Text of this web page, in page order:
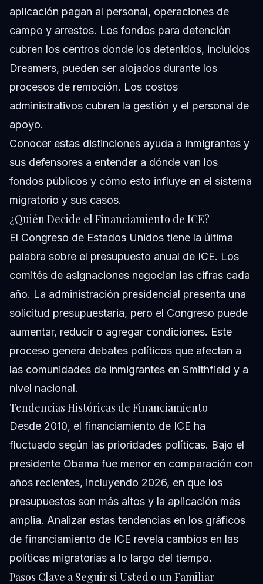
aplicación pagan al personal, operaciones de
campo y arrestos. Los fondos para detención
cubren los centros donde los detenidos, incluidos
Dreamers, pueden ser alojados durante los
procesos de remoción. Los costos
administrativos cubren la gestión y el personal de
apoyo.
Conocer estas distinciones ayuda a inmigrantes y
sus defensores a entender a dónde van los
fondos públicos y cómo esto influye en el sistema
migratorio y sus casos.
¿Quién Decide el Financiamiento de ICE?
El Congreso de Estados Unidos tiene la última
palabra sobre el presupuesto anual de ICE. Los
comités de asignaciones negocian las cifras cada
año. La administración presidencial presenta una
solicitud presupuestaria, pero el Congreso puede
aumentar, reducir o agregar condiciones. Este
proceso genera debates políticos que afectan a
las comunidades de inmigrantes en Smithfield y a
nivel nacional.
Tendencias Históricas de Financiamiento
Desde 2010, el financiamiento de ICE ha
fluctuado según las prioridades políticas. Bajo el
presidente Obama fue menor en comparación con
años recientes, incluyendo 2026, en que los
presupuestos son más altos y la aplicación más
amplia. Analizar estas tendencias en los gráficos
de financiamiento de ICE revela cambios en las
políticas migratorias a lo largo del tiempo.
Pasos Clave a Seguir si Usted o un Familiar